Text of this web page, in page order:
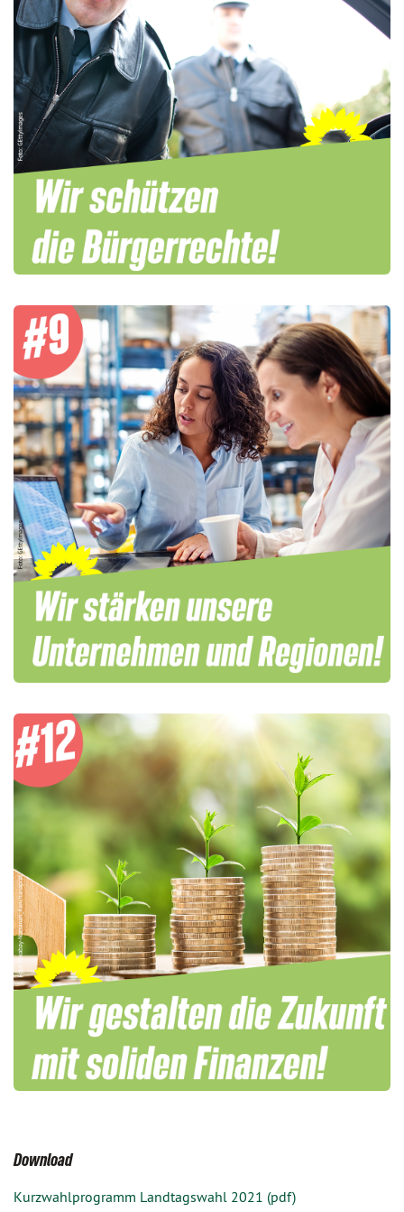
Download
Kurzwahlprogramm Landtagswahl 2021 (pdf)